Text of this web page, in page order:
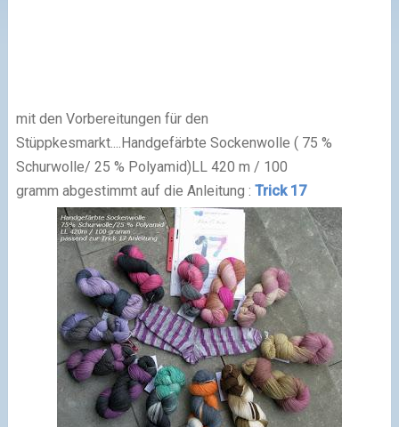
mit den Vorbereitungen für den
Stüppkesmarkt....Handgefärbte Sockenwolle (75 %
Schurwolle/ 25 % Polyamid)LL 420 m / 100
gramm abgestimmt auf die Anleitung : Trick 17